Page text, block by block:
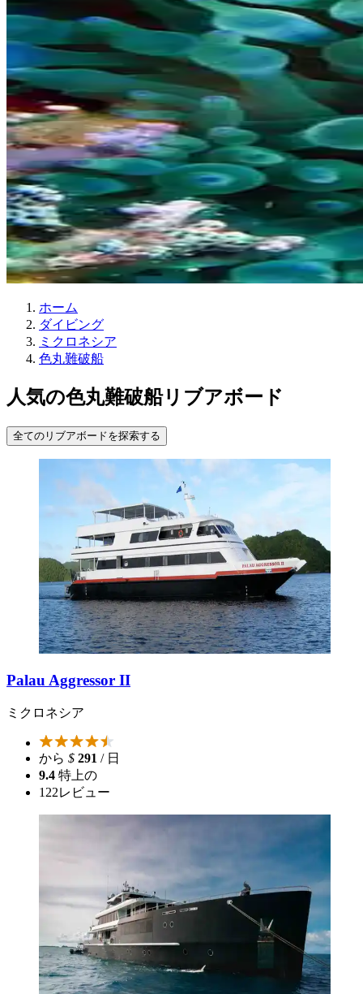
ホーム
ダイビング
ミクロネシア
色丸難破船
人気の色丸難破船リブアボード
全てのリブアボードを探索する
Palau Aggressor II
ミクロネシア
から $ 291 / 日
9.4 特上の
122レビュー